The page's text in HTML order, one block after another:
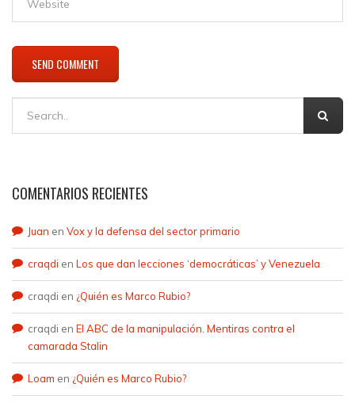
COMENTARIOS RECIENTES
Juan en Vox y la defensa del sector primario
craqdi en Los que dan lecciones ‘democráticas’ y Venezuela
craqdi en ¿Quién es Marco Rubio?
craqdi en El ABC de la manipulación. Mentiras contra el
camarada Stalin
Loam en ¿Quién es Marco Rubio?